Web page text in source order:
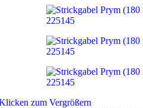
zum Vergrößern